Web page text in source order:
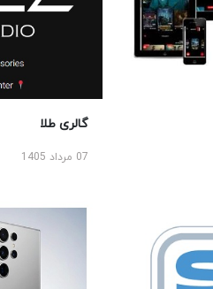
گالری طلا
07 مرداد 1405